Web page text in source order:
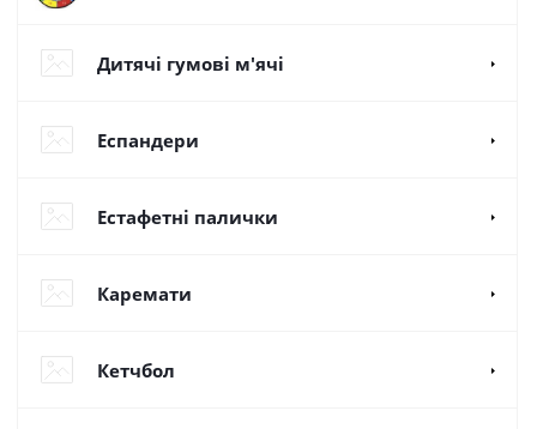
Дитячі гумові м'ячі
Еспандери
Естафетні палички
Каремати
Кетчбол